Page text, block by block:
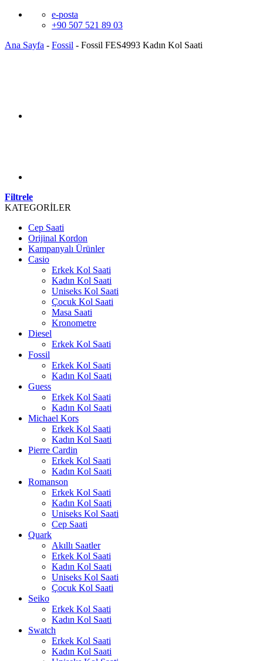
e-posta
+90 507 521 89 03
Ana Sayfa - Fossil - Fossil FES4993 Kadın Kol Saati
Filtrele
KATEGORİLER
Cep Saati
Orijinal Kordon
Kampanyalı Ürünler
Casio
Erkek Kol Saati
Kadın Kol Saati
Uniseks Kol Saati
Çocuk Kol Saati
Masa Saati
Kronometre
Diesel
Erkek Kol Saati
Fossil
Erkek Kol Saati
Kadın Kol Saati
Guess
Erkek Kol Saati
Kadın Kol Saati
Michael Kors
Erkek Kol Saati
Kadın Kol Saati
Pierre Cardin
Erkek Kol Saati
Kadın Kol Saati
Romanson
Erkek Kol Saati
Kadın Kol Saati
Uniseks Kol Saati
Cep Saati
Quark
Akıllı Saatler
Erkek Kol Saati
Kadın Kol Saati
Uniseks Kol Saati
Çocuk Kol Saati
Seiko
Erkek Kol Saati
Kadın Kol Saati
Swatch
Erkek Kol Saati
Kadın Kol Saati